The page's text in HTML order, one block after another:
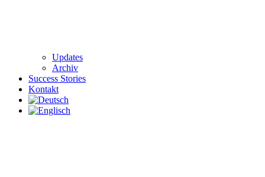
Updates
Archiv
Success Stories
Kontakt